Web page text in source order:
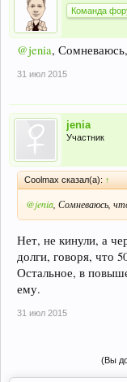
Команда
@jenia,
31 июл 2015
jenia
Участник
Coolmax сказал(а): ↑
@jenia , Сомневаюсь,
Нет, не кинули, а
долги, говоря, что
Остальное, в
ему.
31 июл 2015
(Вы